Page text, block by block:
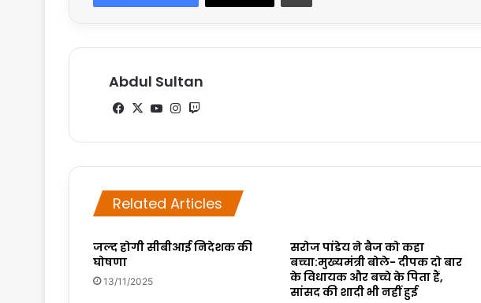
Abdul Sultan
Fa
bo
ok
X
Yo
ub
e
Ins
ra
m
h
Related Articles
जल्‍द होगी सीबीआई निदेशक की
घोषणा
13/11/2025
सरोज पांडेय ने बैज को कहा
बच्चा:मुख्यमंत्री बोले- दीपक दो बार
के विधायक और बच्चे के पिता हैं,
सांसद की शादी भी नहीं हुई